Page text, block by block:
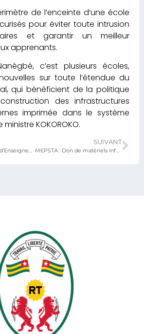
de l’enceinte d’une école
pour éviter toute intrusion
et garantir un meilleur
apprenants.
c’est plusieurs écoles,
sur toute l’étendue du
qui bénéficient de la politique
des infrastructures
imprimée dans le système
KOKOROKO.
MEPSTA : Le Lycée d’Enseignement Technique et Professionnel d’Aného-Glidji reçoit de nouvelles infrastructures
SUIVANT
MEPSTA : Don de matériels informatiques à 3 établissements scolaires